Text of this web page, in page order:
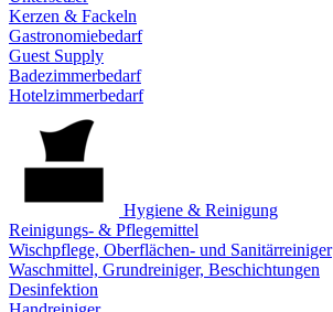
Kerzen & Fackeln
Gastronomiebedarf
Guest Supply
Badezimmerbedarf
Hotelzimmerbedarf
Hygiene & Reinigung
Reinigungs- & Pflegemittel
Wischpflege, Oberflächen- und Sanitärreiniger
Waschmittel, Grundreiniger, Beschichtungen
Desinfektion